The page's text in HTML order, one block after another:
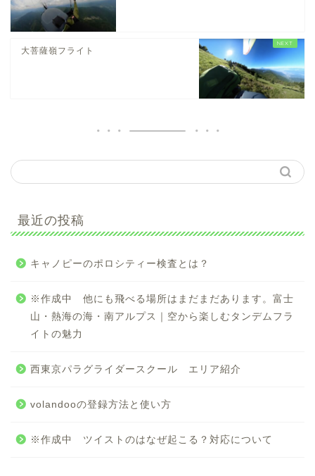
大菩薩嶺フライト
最近の投稿
キャノピーのポロシティー検査とは？
※作成中 他にも飛べる場所はまだまだあります。富士
山・熱海の海・南アルプス｜空から楽しむタンデムフラ
イトの魅力
西東京パラグライダースクール エリア紹介
volandooの登録方法と使い方
※作成中 ツイストのはなぜ起こる？対応について